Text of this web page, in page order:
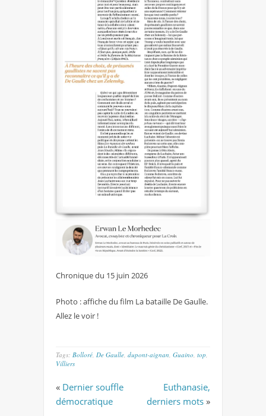
Chronique du 15 juin 2026
Photo : affiche du film La bataille De Gaulle.
Allez le voir !
Tags: Bolloré, De Gaulle, dupont-aignan, Guaino, top,
Villiers
« Dernier souffle
démocratique
Euthanasie,
derniers mots »